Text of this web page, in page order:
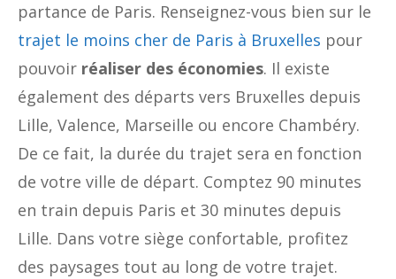
partance de Paris. Renseignez-vous bien sur le
trajet le moins cher de Paris à Bruxelles pour
pouvoir réaliser des économies. Il existe
également des départs vers Bruxelles depuis
Lille, Valence, Marseille ou encore Chambéry.
De ce fait, la durée du trajet sera en fonction
de votre ville de départ. Comptez 90 minutes
en train depuis Paris et 30 minutes depuis
Lille. Dans votre siège confortable, profitez
des paysages tout au long de votre trajet.